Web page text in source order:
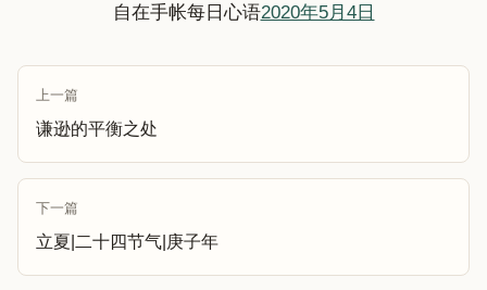
自在手帐每日心语2020年5月4日
上一篇
谦逊的平衡之处
下一篇
立夏|二十四节气|庚子年